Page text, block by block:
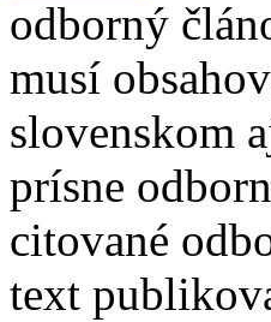
odborný
musí
slovenskom
prísne
citované
text